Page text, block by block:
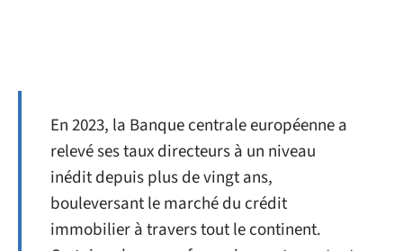
En 2023, la Banque centrale européenne a
relevé ses taux directeurs à un niveau
inédit depuis plus de vingt ans,
bouleversant le marché du crédit
immobilier à travers tout le continent.